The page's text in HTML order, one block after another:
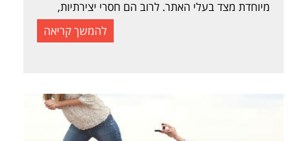
מיוחדת מצד בעלי האתר. לרוב הם חסרי יצירתיות,
כתובים בטון רשמי וצפויים. וזה די מוזר, כי אם חושבים
על זה לדף אודות יש השפעה גדולה על הרושםלהמשך קריאה